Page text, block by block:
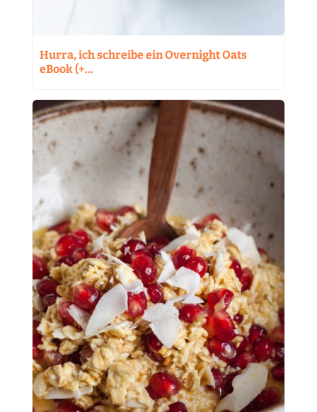
Hurra, ich schreibe ein Overnight Oats
eBook (+…